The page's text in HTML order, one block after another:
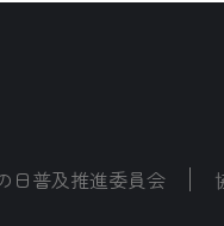
日普及推進委員会